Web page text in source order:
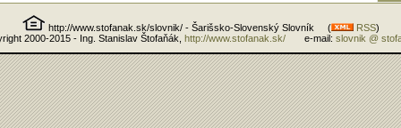
http://www.stofanak.sk/slovnik/ - Šarišsko-Slovenský Slovník ( RSS)
2000-2015 - Ing. Stanislav Štofaňák,
http://www.stofanak.sk/e-mail: slovnik @